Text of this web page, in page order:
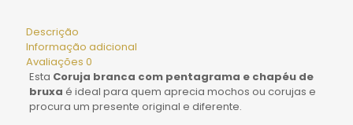
Descrição
Informação adicional
Avaliações 0
Esta Coruja branca com pentagrama e chapéu de
bruxa é ideal para quem aprecia mochos ou corujas e
procura um presente original e diferente.